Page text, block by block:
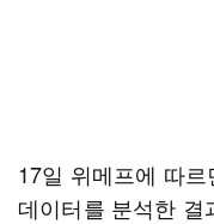
17일 위메프에 따
데이터를 분석한